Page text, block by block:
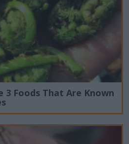
3 Foods That Are Known